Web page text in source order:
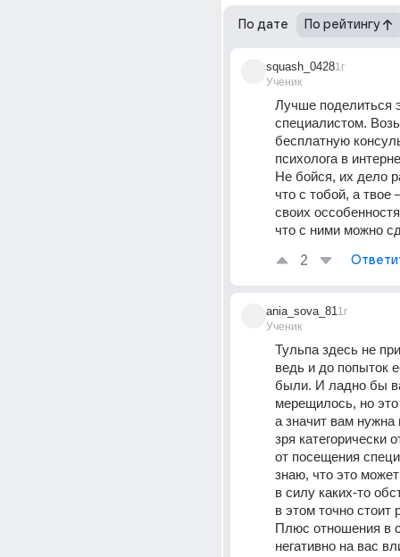
По дате По рейтингу
squash_0428
Ученик
1г
Лучше поделиться
специалистом.
бесплатную
психолога в
Не бойся, их дело
что с тобой, а твое
своих
что с ними можно
2
ania_sova_81
Ученик
1г
Тульпа здесь не
ведь и до попыток
были. И ладно бы
мерещилось, но
а значит вам
зря категорически
от посещения
знаю, что это
в силу каких-то
в этом точно стоит
Плюс отношения в
негативно на вас